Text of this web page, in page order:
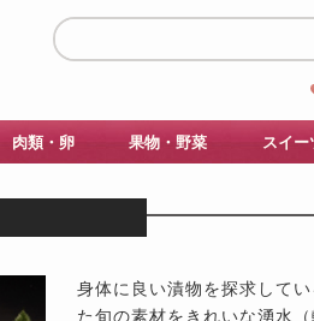
肉類・卵 果物・野菜 スイー
身体に良い漬物を探求して
た旬の素材をきれいな湧水